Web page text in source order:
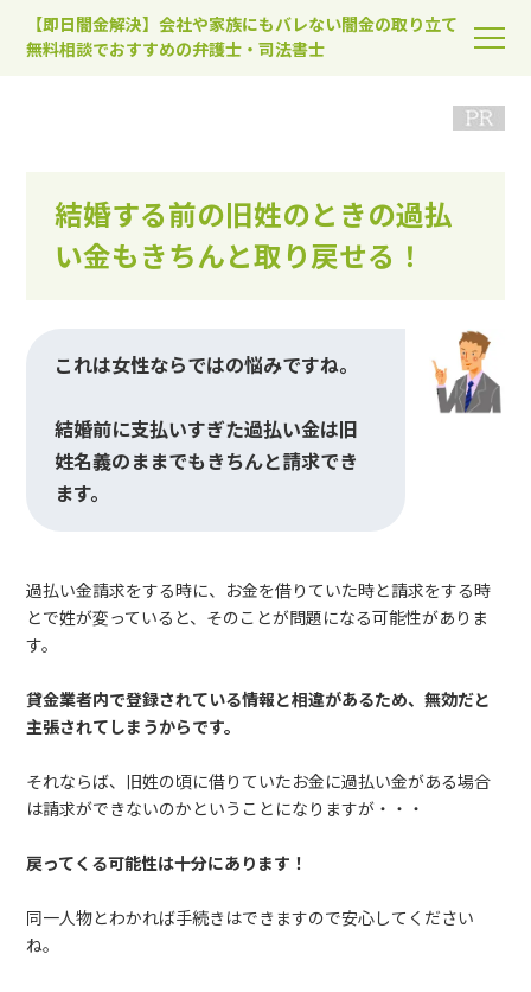
【即日闇金解決】会社や家族にもバレない闇金の取り立て
無料相談でおすすめの弁護士・司法書士
結婚する前の旧姓のときの過払
い金もきちんと取り戻せる！
これは女性ならではの悩みですね。
結婚前に支払いすぎた過払い金は旧
姓名義のままでもきちんと請求でき
ます。
過払い金請求をする時に、お金を借りていた時と請求をする時
とで姓が変っていると、そのことが問題になる可能性がありま
す。
貸金業者内で登録されている情報と相違があるため、無効だと
主張されてしまうからです。
それならば、旧姓の頃に借りていたお金に過払い金がある場合
は請求ができないのかということになりますが・・・
戻ってくる可能性は十分にあります！
同一人物とわかれば手続きはできますので安心してください
ね。